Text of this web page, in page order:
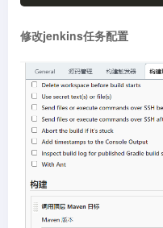
修改jenkins任务配置